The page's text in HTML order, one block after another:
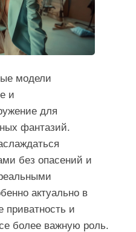
модели
и
для
фантазий.
без опасений и
актуально в
приватность и
более важную роль.